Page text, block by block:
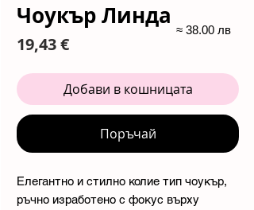
Чоукър Линда
19,43 €Цена
Добави в кошницата
Поръчай
Елегантно и стилно колие тип чоукър,
ръчно изработено с фокус върху
≈ 38.00 лв